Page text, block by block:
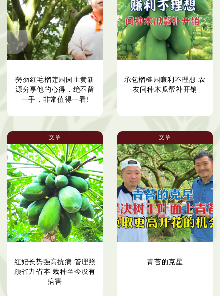
勞勿红毛榴莲园园主黄新
源分享他的心得，绝不留
一手，非常值得一看!
承包榴梿园赚利不理想 农
友间种木瓜帮补开销
文章
红妃长势强高抗病 管理照
顾省力省本 栽种至今没有
病害
文章
青苔的克星